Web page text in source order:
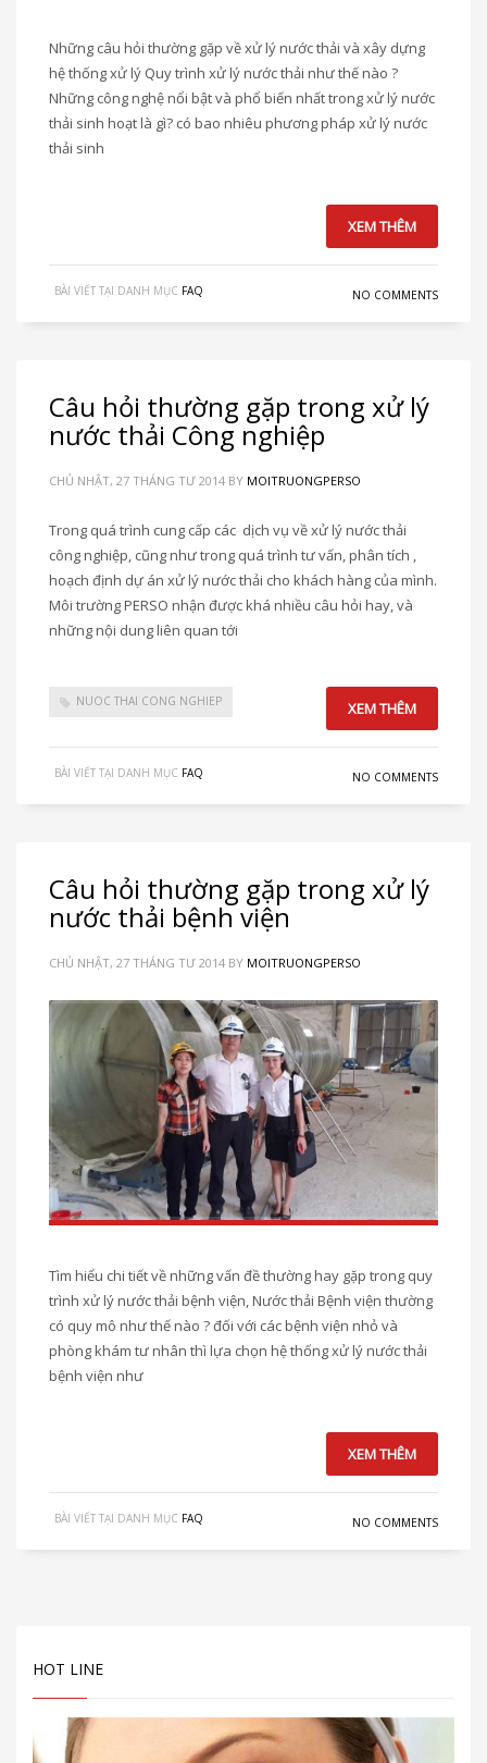
Những câu hỏi thường gặp về xử lý nước thải và xây dựng
hệ thống xử lý Quy trình xử lý nước thải như thế nào ?
Những công nghệ nổi bật và phổ biến nhất trong xử lý nước
thải sinh hoạt là gì? có bao nhiêu phương pháp xử lý nước
thải sinh
XEM THÊM
BÀI VIẾT TẠI DANH MỤC FAQ NO COMMENTS
Câu hỏi thường gặp trong xử lý
nước thải Công nghiệp
CHỦ NHẬT, 27 THÁNG TƯ 2014 BY MOITRUONGPERSO
Trong quá trình cung cấp các dịch vụ về xử lý nước thải
công nghiệp, cũng như trong quá trình tư vấn, phân tích ,
hoạch định dự án xử lý nước thải cho khách hàng của mình.
Môi trường PERSO nhận được khá nhiều câu hỏi hay, và
những nội dung liên quan tới
NUOC THAI CONG NGHIEP XEM THÊM
BÀI VIẾT TẠI DANH MỤC FAQ NO COMMENTS
Câu hỏi thường gặp trong xử lý
nước thải bệnh viện
CHỦ NHẬT, 27 THÁNG TƯ 2014 BY MOITRUONGPERSO
Tìm hiểu chi tiết về những vấn đề thường hay gặp trong quy
trình xử lý nước thải bệnh viện, Nước thải Bệnh viện thường
có quy mô như thế nào ? đối với các bệnh viện nhỏ và
phòng khám tư nhân thì lựa chọn hệ thống xử lý nước thải
bệnh viện như
XEM THÊM
BÀI VIẾT TẠI DANH MỤC FAQ NO COMMENTS
HOT LINE